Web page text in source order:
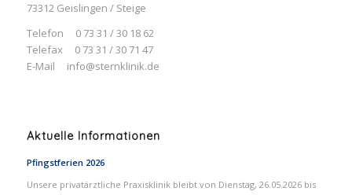
73312 Geislingen / Steige
Telefon 0 73 31 / 30 18 62
Telefax 0 73 31 / 30 71 47
E-Mail info@sternklinik.de
Aktuelle Informationen
Pfingstferien 2026
Unsere privatärztliche Praxisklinik bleibt von Dienstag, 26.05.2026 bis